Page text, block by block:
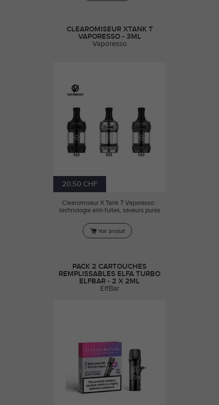
CLEAROMISEUR XTANK T
VAPORESSO - 3ML
Vaporesso
20,50 CHF
Clearomiseur X Tank T Vaporesso :
technologie anti-fuites, saveurs pures
Voir produit
PACK 2 CARTOUCHES
REMPLISSABLES ELFA TURBO
ELFBAR - 2 X 2ML
ElfBar